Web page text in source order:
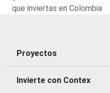
que inviertas en Colombia
Proyectos
Invierte con Contex